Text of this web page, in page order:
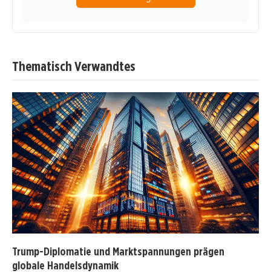
Thematisch Verwandtes
Trump-Diplomatie und Marktspannungen prägen
globale Handelsdynamik